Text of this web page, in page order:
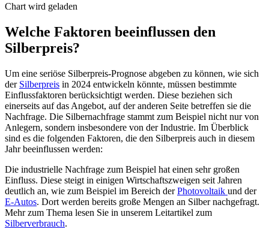
Chart wird geladen
Welche Faktoren beeinflussen den
Silberpreis?
Um eine seriöse Silberpreis-Prognose abgeben zu können, wie sich
der Silberpreis in 2024 entwickeln könnte, müssen bestimmte
Einflussfaktoren berücksichtigt werden. Diese beziehen sich
einerseits auf das Angebot, auf der anderen Seite betreffen sie die
Nachfrage. Die Silbernachfrage stammt zum Beispiel nicht nur von
Anlegern, sondern insbesondere von der Industrie. Im Überblick
sind es die folgenden Faktoren, die den Silberpreis auch in diesem
Jahr beeinflussen werden:
Die industrielle Nachfrage zum Beispiel hat einen sehr großen
Einfluss. Diese steigt in einigen Wirtschaftszweigen seit Jahren
deutlich an, wie zum Beispiel im Bereich derPhotovoltaik und der
E-Autos. Dort werden bereits große Mengen an Silber nachgefragt.
Mehr zum Thema lesen Sie in unserem Leitartikel zum
Silberverbrauch.